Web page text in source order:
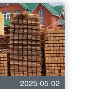
2025-05-02